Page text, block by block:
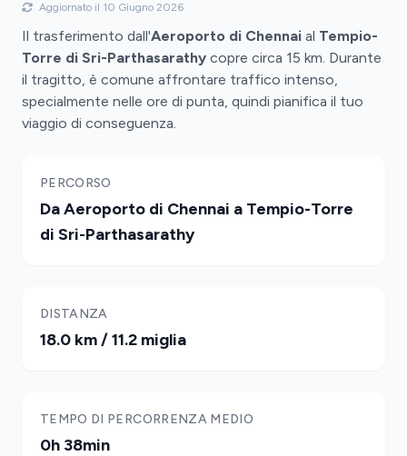
Aggiornato il 10 Giugno 2026
Il trasferimento dall'Aeroporto di Chennai al Tempio-
Torre di Sri-Parthasarathy copre circa 15 km. Durante
il tragitto, è comune affrontare traffico intenso,
specialmente nelle ore di punta, quindi pianifica il tuo
viaggio di conseguenza.
PERCORSO
Da Aeroporto di Chennai a Tempio-Torre
di Sri-Parthasarathy
DISTANZA
18.0 km / 11.2 miglia
TEMPO DI PERCORRENZA MEDIO
0h 38min